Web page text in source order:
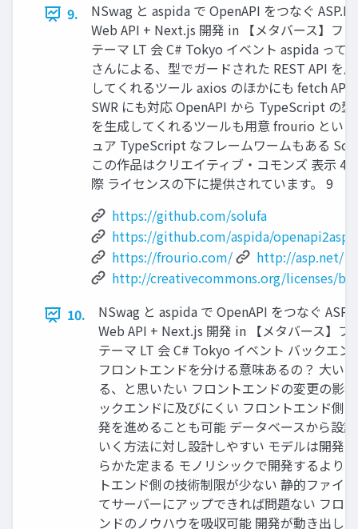
9.
NSwag と aspida で OpenAPI をつなぐ
Web API + Next.js 開発 in 【メタバース】フ
テーマ LT 会 C# Tokyo イベント aspida って
さんによる、型でガードされた REST API を
してくれるツール axios のほかにも fetch API
SWR にも対応 OpenAPI から TypeScript の型
を生成してくれるツールも用意 frourio とい
ュア TypeScript なフレームワームもある
この作品はクリエイティブ・コモンズ 表示
際 ライセンスの下に提供されています。 9
https://github.com/solufa
https://github.com/aspida/
https://frourio.com/
http://asp.net/
http://creativecommons.org/licenses/
10.
NSwag と aspida で OpenAPI をつなぐ
Web API + Next.js 開発 in 【メタバース】フ
テーマ LT 会 C# Tokyo イベント バックエン
フロントエンドを分ける意味あるの？ 大い
る、と思いたい フロントエンドの変更の影
ックエンドに及びにくい フロントエンド側
発を進めることも可能 データベースから設
いく方法に対し設計しやすい モデルは開発
らかた定まる モノリシックで開発するより
トエンド側の技術制限が少ない 静的ファイ
てサーバーにアップできれば問題ない フロ
ンドのノウハウを吸収可能 開発が動き出し